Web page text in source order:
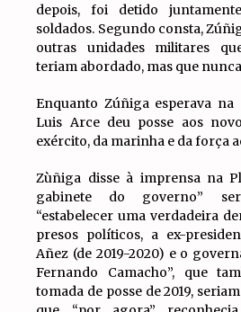
depois, foi detido
soldados. Segundo consta,
outras unidades militares
teriam abordado, mas que
Enquanto Zúñiga esperava na
Luis Arce deu posse aos
exército, da marinha e da força
Zùñiga disse à imprensa na
gabinete do governo”
“estabelecer uma verdadeira
presos políticos, a ex-
Añez (de 2019-2020) e o
Fernando Camacho”, que
tomada de posse de 2019,